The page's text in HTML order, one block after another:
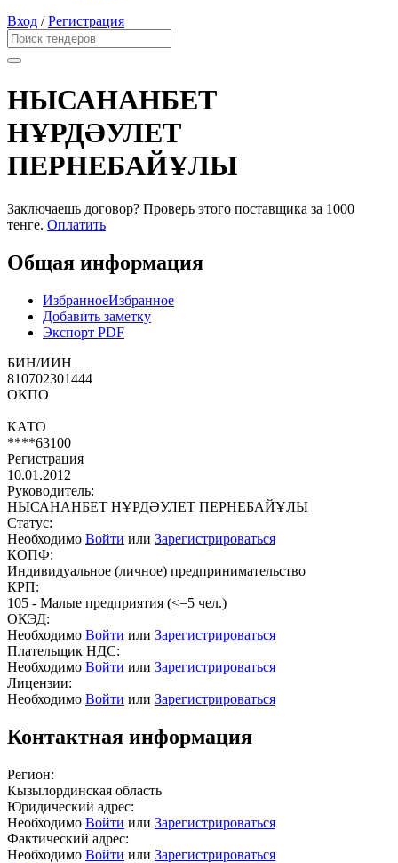
Вход /Регистрация
НЫСАНАНБЕТ
НҰРДӘУЛЕТ
ПЕРНЕБАЙҰЛЫ
Заключаешь договор? Проверь этого поставщика за 1000
тенге. Оплатить
Общая информация
ИзбранноеИзбранное
Добавить заметку
Экспорт PDF
БИН/ИИН
810702301444
ОКПО
КАТО
****63100
Регистрация
10.01.2012
Руководитель:
НЫСАНАНБЕТ НҰРДӘУЛЕТ ПЕРНЕБАЙҰЛЫ
Статус:
Необходимо Войти или Зарегистрироваться
КОПФ:
Индивидуальное (личное) предпринимательство
КРП:
105 - Малые предприятия (<=5 чел.)
ОКЭД:
Необходимо Войти или Зарегистрироваться
Плательщик НДС:
Необходимо Войти или Зарегистрироваться
Лицензии:
Необходимо Войти или Зарегистрироваться
Контактная информация
Регион:
Кызылординская область
Юридический адрес:
Необходимо Войти или Зарегистрироваться
Фактический адрес:
Необходимо Войти или Зарегистрироваться